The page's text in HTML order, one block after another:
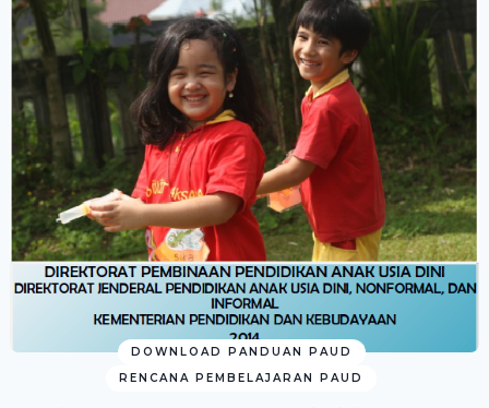
DOWNLOAD PANDUAN PAUD
RENCANA PEMBELAJARAN PAUD